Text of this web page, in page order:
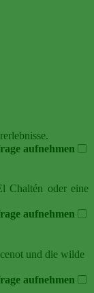
aufnehmen
Chaltén oder eine
aufnehmen
und die wilde
aufnehmen